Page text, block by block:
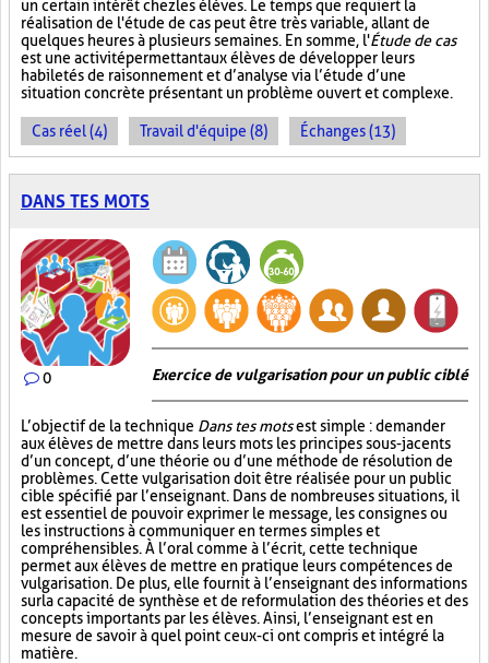
un certain intérêt chez les élèves. Le temps que requiert la
réalisation de l'étude de cas peut être très variable, allant de
quelques heures à plusieurs semaines. En somme, l'Étude de cas
est une activité permettant aux élèves de développer leurs
habiletés de raisonnement et d’analyse via l’étude d’une
situation concrète présentant un problème ouvert et complexe.
Cas réel (4) Travail d'équipe (8) Échanges (13)
DANS TES MOTS
0 Exercice de vulgarisation pour un public ciblé
L’objectif de la technique Dans tes motsest simple : demander
aux élèves de mettre dans leurs mots les principes sous-jacents
d’un concept, d’une théorie ou d’une méthode de résolution de
problèmes. Cette vulgarisation doit être réalisée pour un public
cible spécifié par l’enseignant. Dans de nombreuses situations, il
est essentiel de pouvoir exprimer le message, les consignes ou
les instructions à communiquer en termes simples et
compréhensibles. À l’oral comme à l’écrit, cette technique
permet aux élèves de mettre en pratique leurs compétences de
vulgarisation. De plus, elle fournit à l’enseignant des informations
sur la capacité de synthèse et de reformulation des théories et des
concepts importants par les élèves. Ainsi, l’enseignant est en
mesure de savoir à quel point ceux-ci ont compris et intégré la
matière.